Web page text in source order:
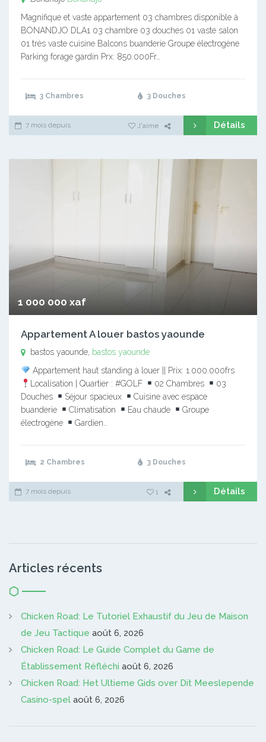
Magnifique et vaste appartement 03 chambres disponible à
BONANDJO DLA1 03 chambre 03 douches 01 vaste salon
01 très vaste cuisine Balcons buanderie Groupe électrogène
Parking forage gardin Prx: 850.000Fr…
3 Chambres 3 Douches
7 mois depuis J'aime Détails
1 000 000 xaf
Appartement A louer bastos yaounde
bastos yaounde, bastos yaounde
Appartement haut standing à louer || Prix: 1.000.000frs
Localisation | Quartier : #GOLF
02 Chambres
03
Douches
Séjour spacieux
Cuisine avec espace
buanderie
Climatisation Eau chaude
Groupe
électrogène
Gardien…
2 Chambres 3 Douches
7 mois depuis 1 Détails
Articles récents
Chicken Road: Le Tutoriel Exhaustif du Jeu de Maison
de Jeu Tactique août 6, 2026
Chicken Road: Le Guide Complet du Game de
Établissement Réfléchi août 6, 2026
Chicken Road: Het Ultieme Gids over Dit Meeslepende
Casino-spel août 6, 2026